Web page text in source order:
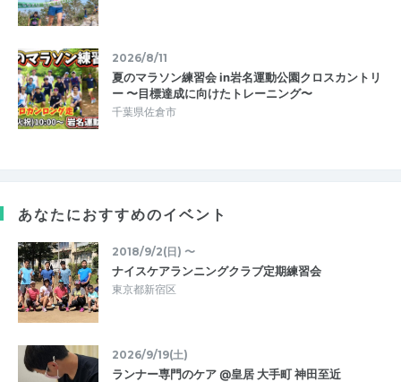
2026/8/11
夏のマラソン練習会 in岩名運動公園クロスカントリ
ー 〜目標達成に向けたトレーニング〜
千葉県佐倉市
あなたにおすすめのイベント
2018/9/2(日) 〜
ナイスケアランニングクラブ定期練習会
東京都新宿区
2026/9/19(土)
ランナー専門のケア @皇居 大手町 神田至近